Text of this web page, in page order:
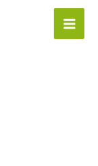
Main